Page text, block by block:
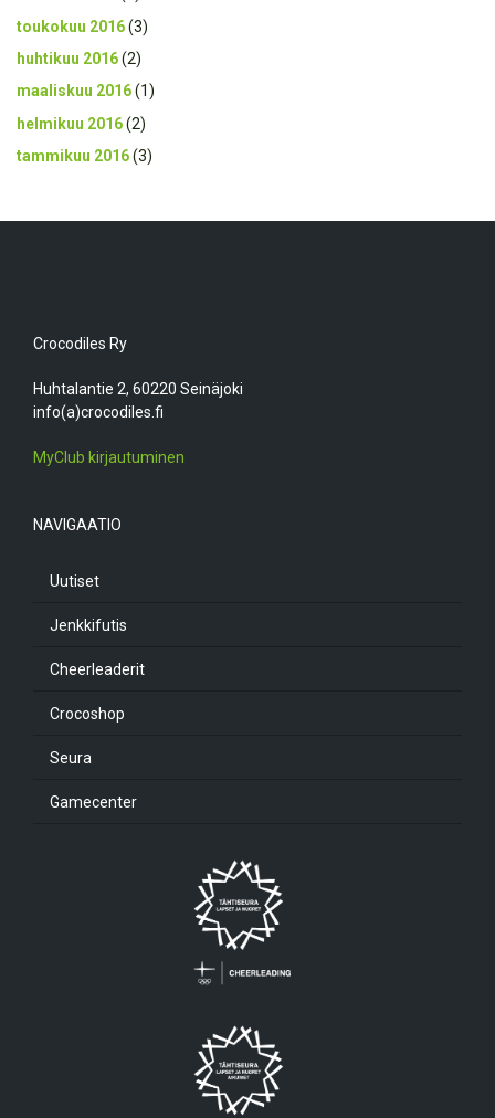
toukokuu 2016(3)
huhtikuu 2016(2)
maaliskuu 2016(1)
helmikuu 2016(2)
tammikuu 2016(3)
Crocodiles Ry
Huhtalantie 2, 60220 Seinäjoki
info(a)crocodiles.fi
MyClub kirjautuminen
NAVIGAATIO
Uutiset
Jenkkifutis
Cheerleaderit
Crocoshop
Seura
Gamecenter